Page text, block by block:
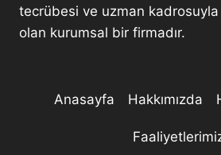
tecrübesi ve uzman
olan kurumsal bir firmadır.
Anasayfa Hakkımızda